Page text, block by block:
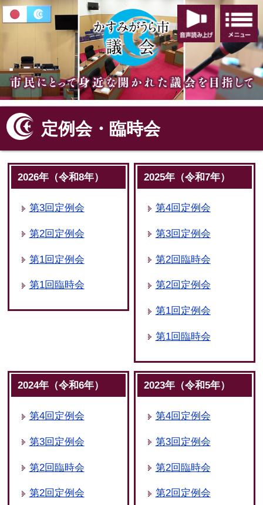
かすみがうら市
音声読
定例会・臨時会
2026年（令和8年）
第3回定例会
第2回定例会
第1回定例会
第1回臨時会
2025年（令和7年）
第4回定例会
第3回定例会
第2回臨時会
第2回定例会
第1回定例会
第1回臨時会
2024年（令和6年）
第4回定例会
第3回定例会
第2回臨時会
第2回定例会
2023年（令和5年）
第4回定例会
第3回定例会
第2回臨時会
第2回定例会